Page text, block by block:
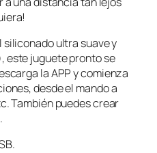
ultra suave y
este juguete pronto se
la APP y comienza
desde el mando a
También puedes crear